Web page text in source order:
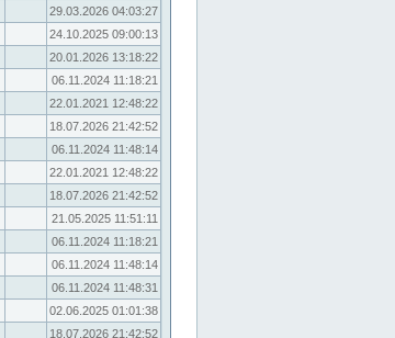
29.03.2026 04:03:27
24.10.2025 09:00:13
20.01.2026 13:18:22
06.11.2024 11:18:21
22.01.2021 12:48:22
18.07.2026 21:42:52
06.11.2024 11:48:14
22.01.2021 12:48:22
18.07.2026 21:42:52
21.05.2025 11:51:11
06.11.2024 11:18:21
06.11.2024 11:48:14
06.11.2024 11:48:31
02.06.2025 01:01:38
18.07.2026 21:42:52